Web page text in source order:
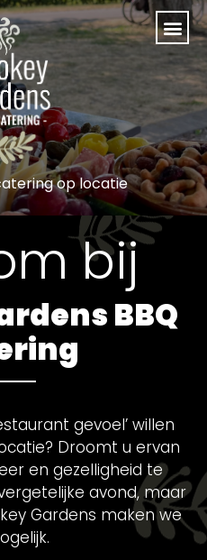
op locatie
bij
BBQ
gevoel’ willen
Droomt u ervan
en gezelligheid te
avond, maar
Gardens maken we